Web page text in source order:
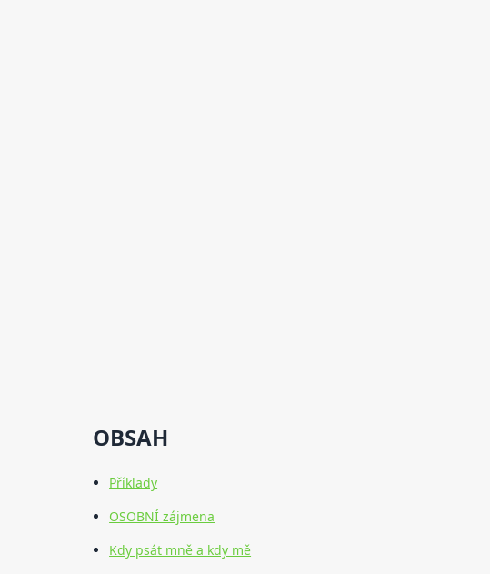
OBSAH
Příklady
OSOBNÍ zájmena
Kdy psát mně a kdy mě